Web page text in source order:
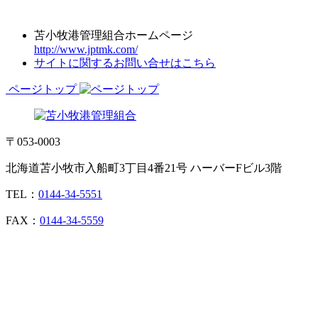
苫小牧港管理組合ホームページ
http://www.jptmk.com/
サイトに関するお問い合せはこちら
ページトップ
〒053-0003
北海道苫小牧市入船町3丁目4番21号 ハーバーFビル3階
TEL： 0144-34-5551
FAX： 0144-34-5559